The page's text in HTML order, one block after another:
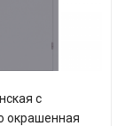
с
окрашенная